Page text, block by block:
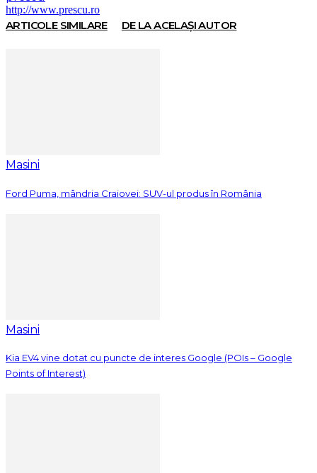
http://www.prescu.ro
ARTICOLE SIMILARE DE LA ACELAȘI AUTOR
Masini
Ford Puma, mândria Craiovei: SUV-ul produs în România
Masini
Kia EV4 vine dotat cu puncte de interes Google (POIs – Google
Points of Interest)